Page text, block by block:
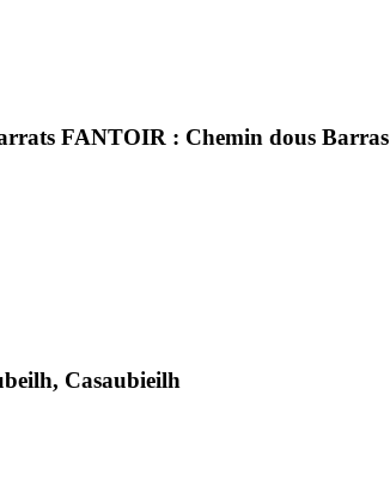
FANTOIR : Chemin dous Barras
Casaubieilh